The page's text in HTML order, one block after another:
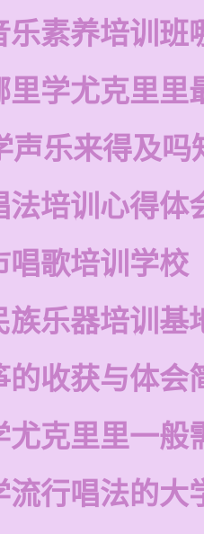
乐素养培训班
里学尤克里里
声乐来得及吗
法培训心得体
唱歌培训学校
族乐器培训基
的收获与体会
尤克里里一般
流行唱法的大